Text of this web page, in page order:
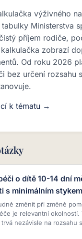
výživného
Ministerstva
příjem rodiče,
zobrazí
Od roku 2026
bez určení rozsahu
k tématu →
o dítě 10-14 dní
s minimálním stykem
změnit při změně
je relevantní okolností.
nezávisle na rozsahu